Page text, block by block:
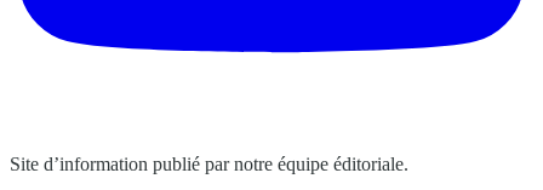
Site d’information publié par notre équipe éditoriale.